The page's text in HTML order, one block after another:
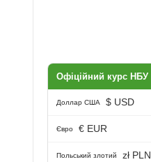
Офіційний курс НБУ
Доллар США $ USD
Євро € EUR
Польський злотий zł PLN